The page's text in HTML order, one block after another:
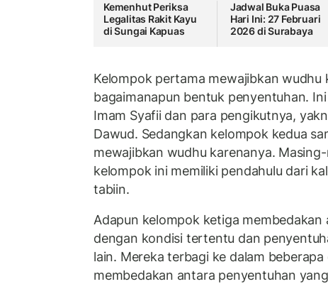
Kemenhut Periksa
Legalitas Rakit Kayu
di Sungai Kapuas
Jadwal Buka Puasa
Hari Ini: 27 Februari
2026 di Surabaya
Kelompok pertama mewajibkan wudhu
bagaimanapun bentuk penyentuhan.
Imam Syafii dan para pengikutnya,
Dawud. Sedangkan kelompok kedua
mewajibkan wudhu karenanya.
kelompok ini memiliki pendahulu dari
tabiin.
Adapun kelompok ketiga
dengan kondisi tertentu dan
lain. Mereka terbagi ke dalam
membedakan antara penyentuhan